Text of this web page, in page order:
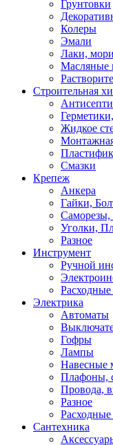
Грунтовки
Колеры
Эмали
Лаки,
Масляные
Строительная
Жидкое
Смазки
Крепеж
Анкера
Гайки,
Уголки,
Разное
Инструмент
Ручной
Электрика
Автоматы
Гофры
Лампы
Навесные
Плафоны,
Провода,
Разное
Сантехника